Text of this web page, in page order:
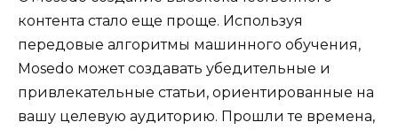
контента стало еще проще. Используя
передовые алгоритмы машинного обучения,
Mosedo может создавать убедительные и
привлекательные статьи, ориентированные на
вашу целевую аудиторию. Прошли те времена,